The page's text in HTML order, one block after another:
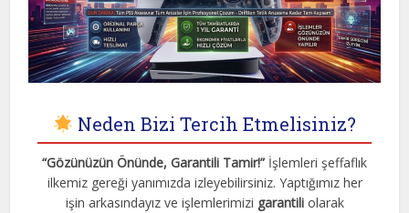
Neden Bizi Tercih Etmelisiniz?
“Gözünüzün Önünde, Garantili Tamir!” İşlemleri şeffaflık
ilkemiz gereği yanımızda izleyebilirsiniz. Yaptığımız her
işin arkasındayız ve işlemlerimizi garantiliolarak